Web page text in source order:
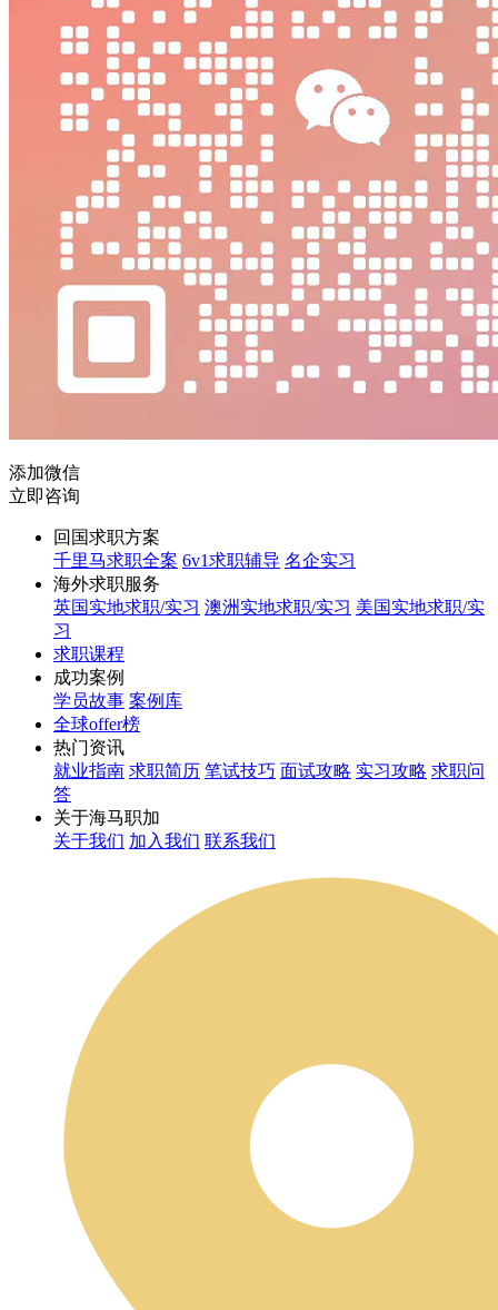
添加微信
立即咨询
回国求职方案
千里马求职全案 6v1求职辅导 名企实习
海外求职服务
英国实地求职/实习 澳洲实地求职/实习 美国实地求职/实
习
求职课程
成功案例
学员故事 案例库
全球offer榜
热门资讯
就业指南 求职简历 笔试技巧 面试攻略 实习攻略 求职问
答
关于海马职加
关于我们 加入我们 联系我们